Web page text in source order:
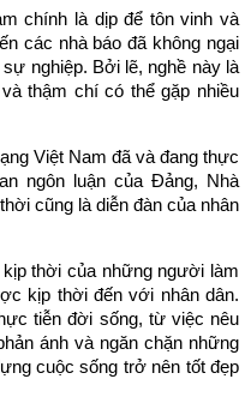
chính là dịp để tôn vinh và
các nhà báo đã không ngại
nghiệp. Bởi lẽ, nghề này là
thậm chí có thể gặp nhiều
Việt Nam đã và đang thực
ngôn luận của Đảng, Nhà
cũng là diễn đàn của nhân
thời của những người làm
kịp thời đến với nhân dân.
tiễn đời sống, từ việc nêu
ánh và ngăn chặn những
cuộc sống trở nên tốt đẹp